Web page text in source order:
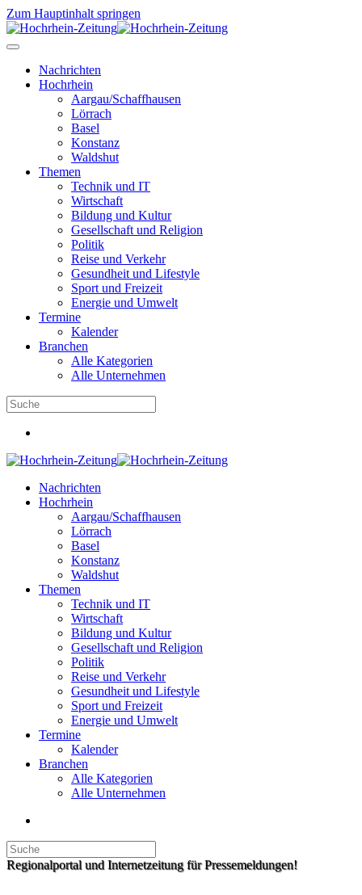
Zum Hauptinhalt springen
Nachrichten
Hochrhein
Aargau/Schaffhausen
Lörrach
Basel
Konstanz
Waldshut
Themen
Technik und IT
Wirtschaft
Bildung und Kultur
Gesellschaft und Religion
Politik
Reise und Verkehr
Gesundheit und Lifestyle
Sport und Freizeit
Energie und Umwelt
Termine
Kalender
Branchen
Alle Kategorien
Alle Unternehmen
Nachrichten
Hochrhein
Aargau/Schaffhausen
Lörrach
Basel
Konstanz
Waldshut
Themen
Technik und IT
Wirtschaft
Bildung und Kultur
Gesellschaft und Religion
Politik
Reise und Verkehr
Gesundheit und Lifestyle
Sport und Freizeit
Energie und Umwelt
Termine
Kalender
Branchen
Alle Kategorien
Alle Unternehmen
Regionalportal und Internetzeitung für Pressemeldungen!